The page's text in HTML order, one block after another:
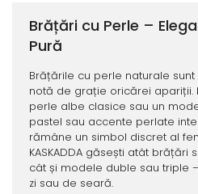
Brățări cu Perle –
Pură
Brățările cu perle naturale
notă de grație oricărei
perle albe clasice sau un
pastel sau accente perlate
rămâne un simbol discret al
KASKADDA găsești atât brățări
cât și modele duble sau triple
zi sau de seară.